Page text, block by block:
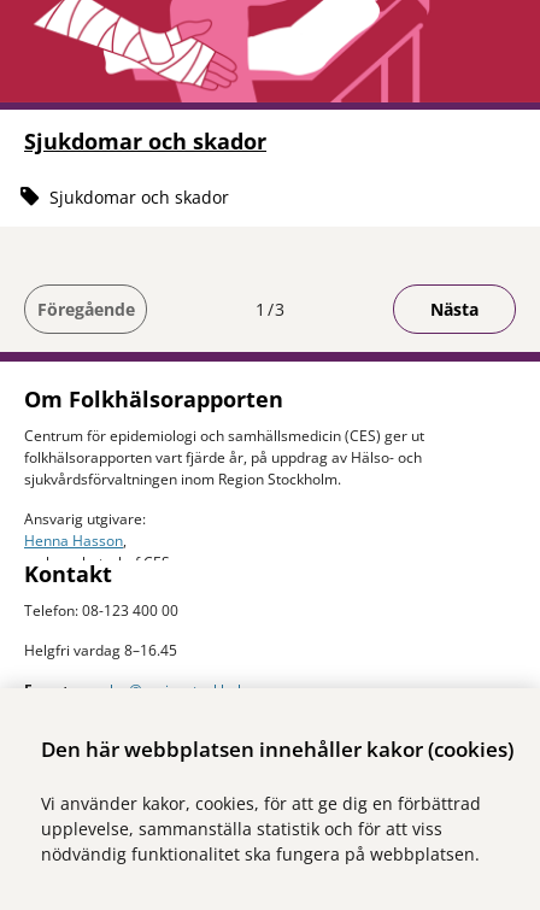
Den här webbplatsen innehåller kakor (cookies)
Vi använder kakor, cookies, för att ge dig en förbättrad
upplevelse, sammanställa statistik och för att viss
nödvändig funktionalitet ska fungera på webbplatsen.
Sjukdomar och skador
Sjukdomar och skador
Föregående Du är på sida
1 3 Nästa
Om Folkhälsorapporten
Centrum för epidemiologi och samhällsmedicin (CES) ger ut
folkhälsorapporten vart fjärde år, på uppdrag av Hälso- och
sjukvårdsförvaltningen inom Region Stockholm.
Ansvarig utgivare:
Henna Hasson,
verksamhetschef CES
Kontakt
Telefon: 08-123 400 00
Helgfri vardag 8–16.45
E-post:
ces.slso@regionstockholm.se
Mer folkhälsodata
Stockholms län. Sidan drivs av Centrum för epidemiologi och
samhällsmedicin inom Region Stockholm.
Besök webbplatsen